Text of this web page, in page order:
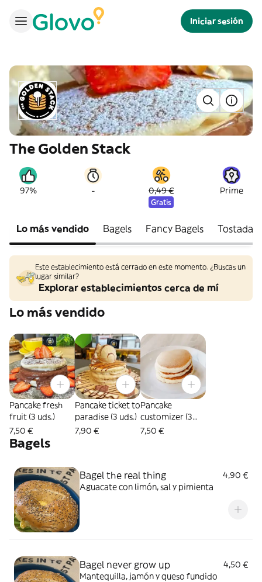
Iniciar sesión
The Golden Stack
97% - 0,49 €
Gratis
Prime
Lo más vendido Bagels Fancy Bagels Tostadas
Este establecimiento está cerrado en este momento. ¿Buscas un
lugar similar?
Explorar establecimientos cerca de mí
Lo más vendido
Pancake fresh
fruit (3 uds.)
7,50 €
Pancake ticket to
paradise (3 uds.)
7,90 €
Pancake
customizer (3
uds.)
7,50 €
Bagels
Bagel the real thing
4,90 €
Aguacate con limón, sal y pimienta
Bagel never grow up
4,50 €
Mantequilla, jamón y queso fundido